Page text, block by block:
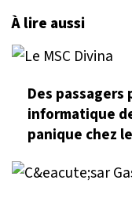
À lire aussi
Des
informatique
panique chez